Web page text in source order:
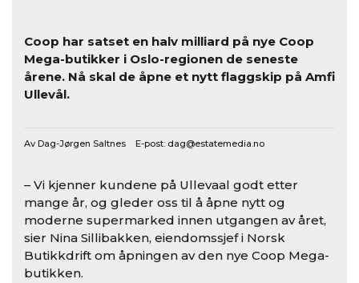
Coop har satset en halv milliard på nye Coop
Mega-butikker i Oslo-regionen de seneste
årene. Nå skal de åpne et nytt flaggskip på Amfi
Ullevål.
Av Dag-Jørgen Saltnes E-post: dag@estatemedia.no
– Vi kjenner kundene på Ullevaal godt etter
mange år, og gleder oss til å åpne nytt og
moderne supermarked innen utgangen av året,
sier Nina Sillibakken, eiendomssjef i Norsk
Butikkdrift om åpningen av den nye Coop Mega-
butikken.